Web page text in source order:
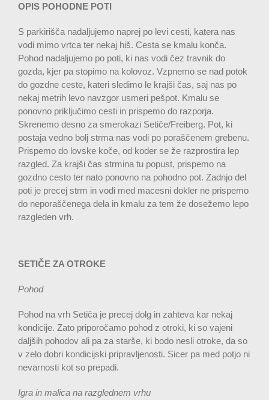
OPIS POHODNE POTI
S parkirišča nadaljujemo naprej po levi cesti, katera nas
vodi mimo vrtca ter nekaj hiš. Cesta se kmalu konča.
Pohod nadaljujemo po poti, ki nas vodi čez travnik do
gozda, kjer pa stopimo na kolovoz. Vzpnemo se nad potok
do gozdne ceste, kateri sledimo le krajši čas, saj nas po
nekaj metrih levo navzgor usmeri pešpot. Kmalu se
ponovno priključimo cesti in prispemo do razporja.
Skrenemo desno za smerokazi Setiče/Freiberg. Pot, ki
postaja vedno bolj strma nas vodi po poraščenem grebenu.
Prispemo do lovske koče, od koder se že razprostira lep
razgled. Za krajši čas strmina tu popust, prispemo na
gozdno cesto ter nato ponovno na pohodno pot. Zadnjo del
poti je precej strm in vodi med macesni dokler ne prispemo
do neporaščenega dela in kmalu za tem že dosežemo lepo
razgleden vrh.
SETIČE ZA OTROKE
Pohod
Pohod na vrh Setiča je precej dolg in zahteva kar nekaj
kondicije. Zato priporočamo pohod z otroki, ki so vajeni
daljših pohodov ali pa za starše, ki bodo nesli otroke, da so
v zelo dobri kondicijski pripravljenosti. Sicer pa med potjo ni
nevarnosti kot so prepadi.
Igra in malica na razglednem vrhu